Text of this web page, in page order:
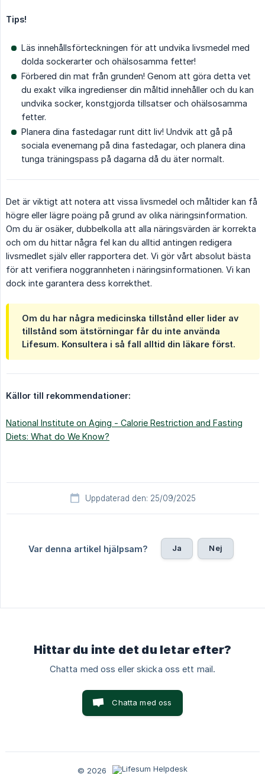
Tips!
Läs innehållsförteckningen för att undvika livsmedel med
dolda sockerarter och ohälsosamma fetter!
Förbered din mat från grunden! Genom att göra detta vet
du exakt vilka ingredienser din måltid innehåller och du kan
undvika socker, konstgjorda tillsatser och ohälsosamma
fetter.
Planera dina fastedagar runt ditt liv! Undvik att gå på
sociala evenemang på dina fastedagar, och planera dina
tunga träningspass på dagarna då du äter normalt.
Det är viktigt att notera att vissa livsmedel och måltider kan få
högre eller lägre poäng på grund av olika näringsinformation.
Om du är osäker, dubbelkolla att alla näringsvärden är korrekta
och om du hittar några fel kan du alltid antingen redigera
livsmedlet själv eller rapportera det. Vi gör vårt absolut bästa
för att verifiera noggrannheten i näringsinformationen. Vi kan
dock inte garantera dess korrekthet.
Om du har några medicinska tillstånd eller lider av
tillstånd som ätstörningar får du inte använda
Lifesum. Konsultera i så fall alltid din läkare först.
Källor till rekommendationer:
National Institute on Aging - Calorie Restriction and Fasting
Diets: What do We Know?
Uppdaterad den: 25/09/2025
Var denna artikel hjälpsam? Ja Nej
Hittar du inte det du letar efter?
Chatta med oss eller skicka oss ett mail.
Chatta med oss
© 2026